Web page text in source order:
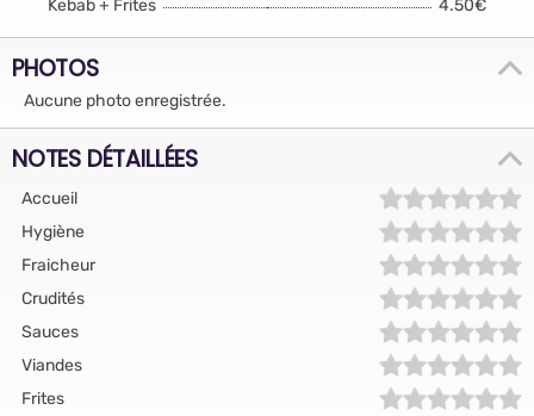
Kebab + Frites 4.50€
PHOTOS
Aucune photo enregistrée.
NOTES DÉTAILLÉES
Accueil
Hygiène
Fraicheur
Crudités
Sauces
Viandes
Frites